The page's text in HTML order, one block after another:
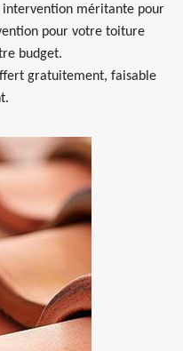
intervention méritante pour
pour votre toiture
budget.
gratuitement, faisable